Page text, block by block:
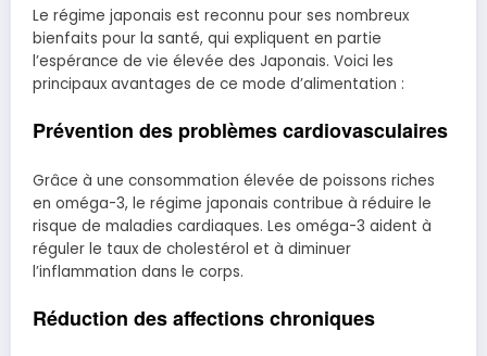
Le régime japonais est reconnu pour ses nombreux
bienfaits pour la santé, qui expliquent en partie
l’espérance de vie élevée des Japonais. Voici les
principaux avantages de ce mode d’alimentation :
Prévention des problèmes cardiovasculaires
Grâce à une consommation élevée de poissons riches
en oméga-3, le régime japonais contribue à réduire le
risque de maladies cardiaques. Les oméga-3 aident à
réguler le taux de cholestérol et à diminuer
l’inflammation dans le corps.
Réduction des affections chroniques